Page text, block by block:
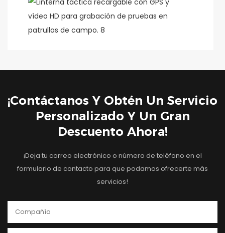
¡Contáctanos Y Obtén Un Servicio
Personalizado Y Un Gran
Descuento Ahora!
¡Deja tu correo electrónico o número de teléfono en el
formulario de contacto para que podamos ofrecerte más
servicios!
Compañía